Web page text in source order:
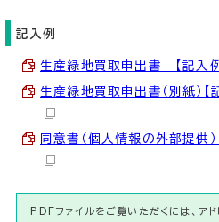
記入例
生産緑地買取申出書 【記入
生産緑地買取申出書（別紙）
同意書（個人情報の外部提供
PDFファイルをご覧いただくには、ア